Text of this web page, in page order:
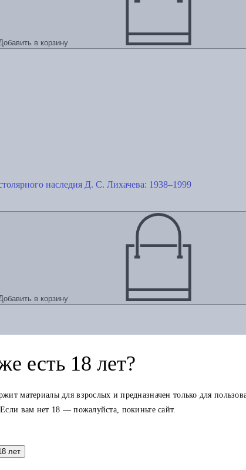
в корзину
наследия Д. С. Лихачева: 1938–1999
в корзину
есть 18 лет?
материалы для взрослых и предназначен только для
вам нет 18 — пожалуйста, покиньте сайт.
лет